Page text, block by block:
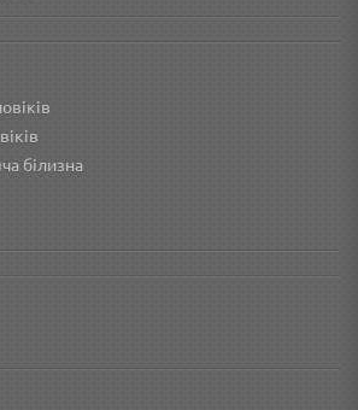
білизна